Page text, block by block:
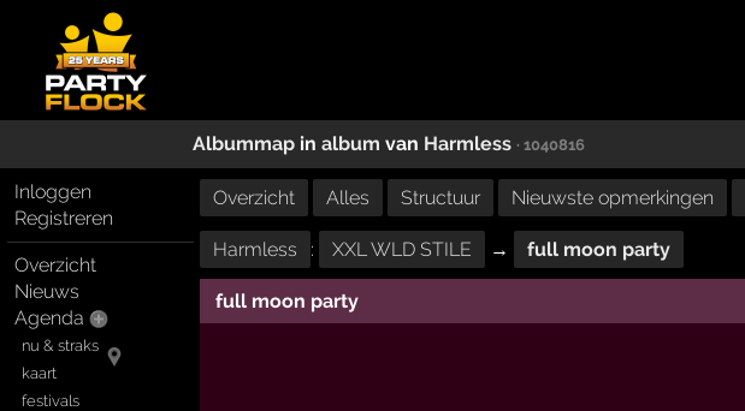
Albummap in album van Harmless · 1040816
Inloggen
Registreren
Overzicht
Nieuws
Agenda
nu & straks
kaart
festivals
Overzicht Alles Structuur Nieuwste opmerkingen
Harmless : XXL WLD STILE → full moon party
full moon party